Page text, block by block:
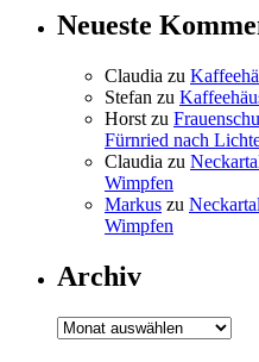
Neueste
Claudia zu
Stefan zu
Horst zu
Fürnried nach
Claudia zu
Wimpfen
Markus zu
Wimpfen
Archiv
Archiv